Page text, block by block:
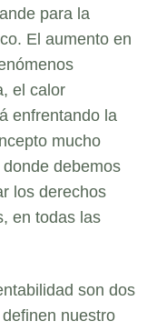
para la
El aumento en
el calor
enfrentando la
mucho
debemos
los derechos
en todas las
son dos
nuestro